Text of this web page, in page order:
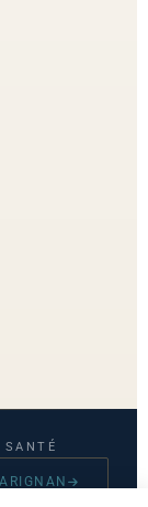
SANTÉ